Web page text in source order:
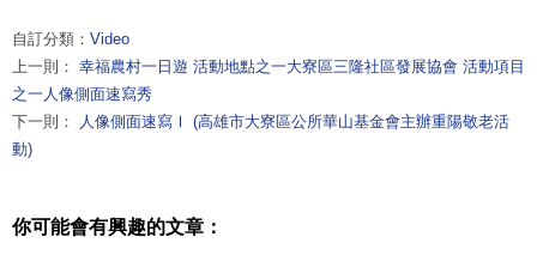
自訂分類： Video
上一則： 幸福農村一日遊 活動地點之一大寮區三隆社區發展協會 活動項目
之一人像側面速寫秀
下一則：
人像側面速寫Ⅰ (高雄市大寮區公所華山基金會主辦重陽敬老活
動)
你可能會有興趣的文章：